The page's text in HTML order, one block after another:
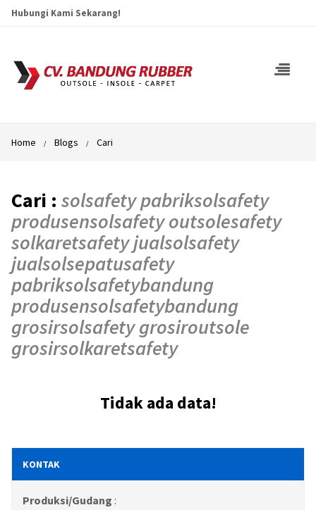
Hubungi Kami Sekarang!
Home Blogs Cari
Cari : solsafety pabriksolsafety
produsensolsafety outsolesafety
solkaretsafety jualsolsafety
jualsolsepatusafety
pabriksolsafetybandung
produsensolsafetybandung
grosirsolsafety grosiroutsole
grosirsolkaretsafety
Tidak ada data!
KONTAK
Produksi/Gudang :